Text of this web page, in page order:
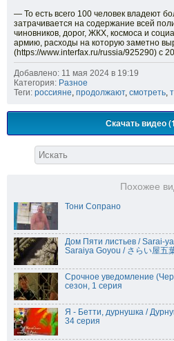
— То есть всего 100 человек владеют
затрачивается на содержание всей
чиновников, дорог, ЖКХ, космоса и
армию, расходы на которую заметно
(https://www.interfax.ru/russia/925290) с
Добавлено: 11 мая 2024 в 19:19
Категория: Разное
Теги: россияне продолжают, смотреть
Скачать видео
Похожее
Тони Сопрано
Дом Пяти листьев / Sarai-
Saraiya Goyou / さらい屋五
Срочное уведомление
сезон, 1 серия
Я - Бетти, дурнушка /
34 серия